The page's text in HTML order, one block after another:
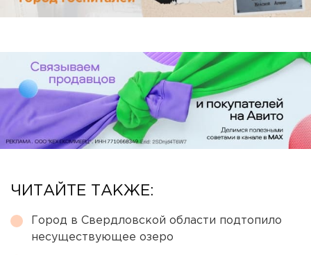
ЧИТАЙТЕ ТАКЖЕ:
Город в Свердловской области подтопило
несуществующее озеро